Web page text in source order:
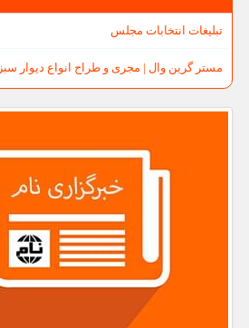
تبلیغات انتخابات مجلس
مستر گرین وال | مجری و طراح انواع دیوار سبز